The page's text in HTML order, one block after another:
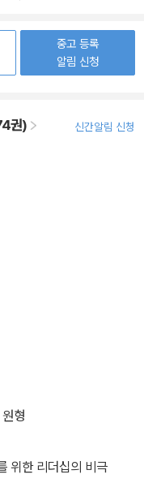
중고 등록
알림 신청
권) 신간알림 신청
형
위한 리더십의 비극